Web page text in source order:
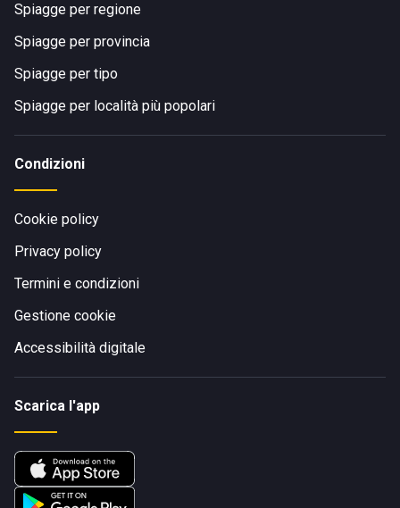
Spiagge per regione
Spiagge per provincia
Spiagge per tipo
Spiagge per località più popolari
Condizioni
Cookie policy
Privacy policy
Termini e condizioni
Gestione cookie
Accessibilità digitale
Scarica l'app